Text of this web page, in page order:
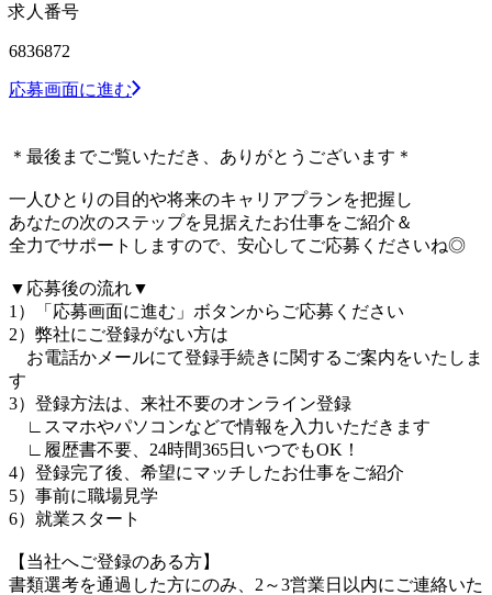
求人番号
6836872
応募画面に進む
＊最後までご覧いただき、ありがとうございます＊
一人ひとりの目的や将来のキャリアプランを把握し
あなたの次のステップを見据えたお仕事をご紹介＆
全力でサポートしますので、安心してご応募くださいね◎
▼応募後の流れ▼
1）「応募画面に進む」ボタンからご応募ください
2）弊社にご登録がない方は
お電話かメールにて登録手続きに関するご案内をいたしま
す
3）登録方法は、来社不要のオンライン登録
∟スマホやパソコンなどで情報を入力いただきます
∟履歴書不要、24時間365日いつでもOK！
4）登録完了後、希望にマッチしたお仕事をご紹介
5）事前に職場見学
6）就業スタート
【当社へご登録のある方】
書類選考を通過した方にのみ、2～3営業日以内にご連絡いた